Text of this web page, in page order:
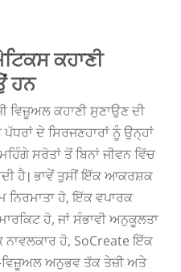
ਕਹਾਣੀ
ਹਨ
ਵਿਜ਼ੂਅਲ ਕਹਾਣੀ ਸੁਣਾਉਣ ਦੀ
ਦੇ ਸਿਰਜਣਹਾਰਾਂ ਨੂੰ ਉਨ੍ਹਾਂ
ਸਰੋਤਾਂ ਤੋਂ ਬਿਨਾਂ ਜੀਵਨ ਵਿੱਚ
ਹੈ। ਭਾਵੇਂ ਤੁਸੀਂ ਇੱਕ ਆਕਰਸ਼ਕ
ਹੋ, ਇੱਕ ਵਪਾਰਕ
ਹੋ, ਜਾਂ ਸੰਭਾਵੀ ਅਨੁਕੂਲਤਾ
ਹੋ, SoCreate ਇੱਕ
ਅਨੁਭਵ ਤੱਕ ਤੇਜ਼ੀ ਅਤੇ